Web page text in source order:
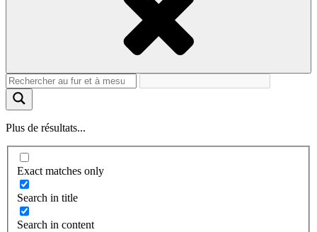
Plus de résultats...
Exact matches only
Search in title
Search in content